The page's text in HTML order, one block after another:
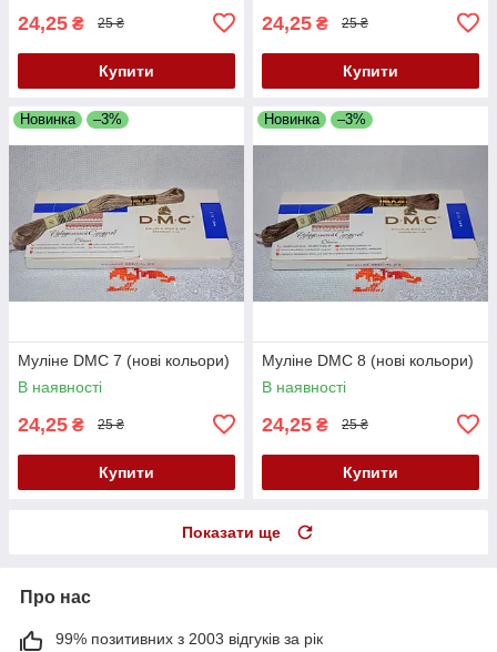
24,25 ₴ 25 ₴
Купити
24,25 ₴ 25 ₴
Купити
Новинка –3%
Муліне DMC 7 (нові кольори)
В наявності
24,25 ₴ 25 ₴
Купити
Новинка –3%
Муліне DMC 8 (нові кольори)
В наявності
24,25 ₴ 25 ₴
Купити
Показати ще
Про нас
99% позитивних з 2003 відгуків за рік